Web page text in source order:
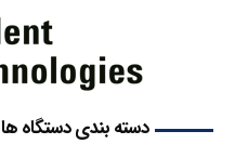
دسته بندی دستگاه ها